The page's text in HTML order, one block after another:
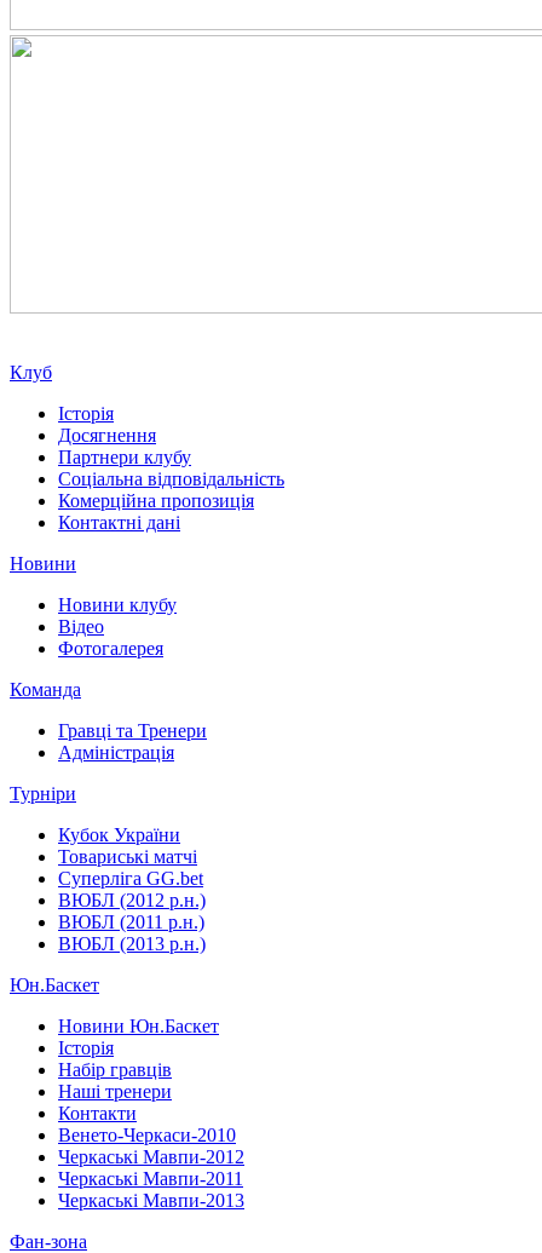
Клуб
Історія
Досягнення
Партнери клубу
Соціальна відповідальність
Комерційна пропозиція
Контактні дані
Новини
Новини клубу
Відео
Фотогалерея
Команда
Гравці та Тренери
Адміністрація
Турніри
Кубок України
Товариські матчі
Суперліга GG.bet
ВЮБЛ (2012 р.н.)
ВЮБЛ (2011 р.н.)
ВЮБЛ (2013 р.н.)
Юн.Баскет
Новини Юн.Баскет
Історія
Набір гравців
Наші тренери
Контакти
Венето-Черкаси-2010
Черкаські Мавпи-2012
Черкаські Мавпи-2011
Черкаські Мавпи-2013
Фан-зона